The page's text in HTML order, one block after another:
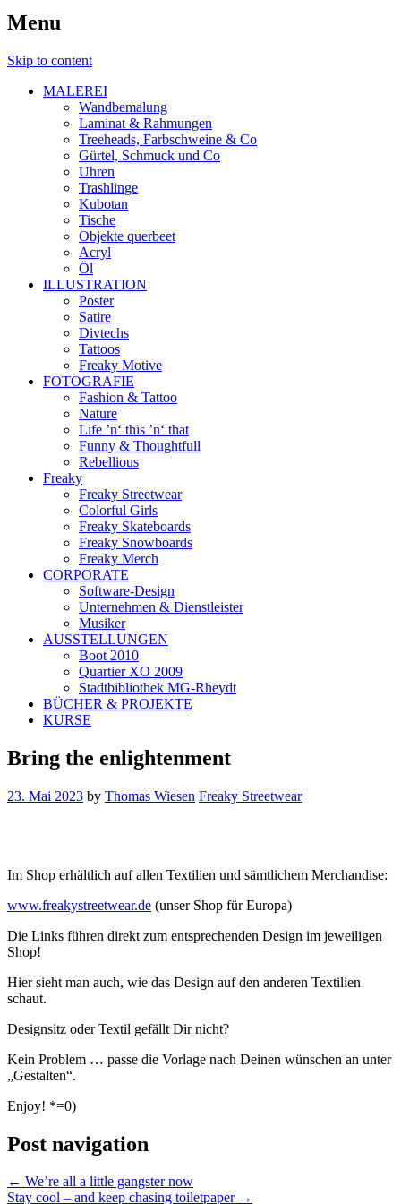
Menu
Skip to content
MALEREI
Wandbemalung
Laminat & Rahmungen
Treeheads, Farbschweine & Co
Gürtel, Schmuck und Co
Uhren
Trashlinge
Kubotan
Tische
Objekte querbeet
Acryl
Öl
ILLUSTRATION
Poster
Satire
Divtechs
Tattoos
Freaky Motive
FOTOGRAFIE
Fashion & Tattoo
Nature
Life ’n‘ this ’n‘ that
Funny & Thoughtfull
Rebellious
Freaky
Freaky Streetwear
Colorful Girls
Freaky Skateboards
Freaky Snowboards
Freaky Merch
CORPORATE
Software-Design
Unternehmen & Dienstleister
Musiker
AUSSTELLUNGEN
Boot 2010
Quartier XO 2009
Stadtbibliothek MG-Rheydt
BÜCHER & PROJEKTE
KURSE
Bring the enlightenment
23. Mai 2023 by Thomas Wiesen Freaky Streetwear
Im Shop erhältlich auf allen Textilien und sämtlichem Merchandise:
www.freakystreetwear.de (unser Shop für Europa)
Die Links führen direkt zum entsprechenden Design im jeweiligen
Shop!
Hier sieht man auch, wie das Design auf den anderen Textilien
schaut.
Designsitz oder Textil gefällt Dir nicht?
Kein Problem … passe die Vorlage nach Deinen wünschen an unter
„Gestalten“.
Enjoy! *=0)
Post navigation
← We’re all a little gangster now
Stay cool – and keep chasing toiletpaper →